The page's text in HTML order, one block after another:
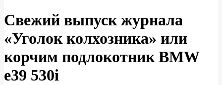
Свежий выпуск журнала
«Уголок колхозника» или
корчим подлокотник BMW
e39 530i